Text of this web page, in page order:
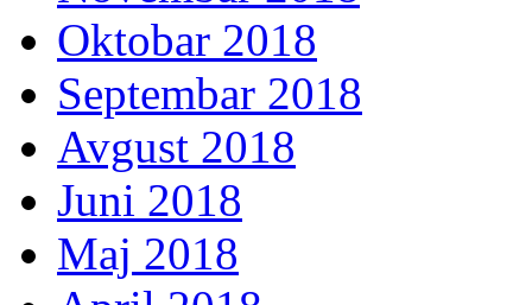
Oktobar 2018
Septembar 2018
Avgust 2018
Juni 2018
Maj 2018